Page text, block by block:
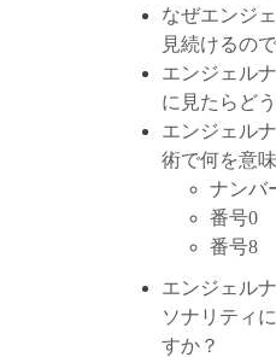
なぜエンジ
見続けるの
エンジェル
に見たらど
エンジェル
術で何を意
ナンバ
番号0
番号8
エンジェル
ソナリティ
すか？